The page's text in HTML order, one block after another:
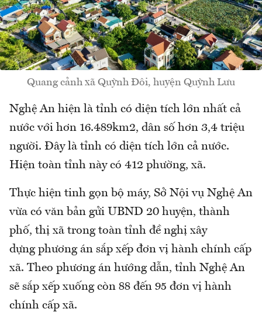
Quang cảnh xã Quỳnh Đôi, huyện Quỳnh Lưu
Nghệ An hiện là tỉnh có diện tích lớn nhất cả
nước với hơn 16.489km2, dân số hơn 3,4 triệu
người. Đây là tỉnh có diện tích lớn cả nước.
Hiện toàn tỉnh này có 412 phường, xã.
Thực hiện tinh gọn bộ máy, Sở Nội vụ Nghệ An
vừa có văn bản gửi UBND 20 huyện, thành
phố, thị xã trong toàn tỉnh đề nghị xây
dựng phương án sắp xếp đơn vị hành chính cấp
xã. Theo phương án hướng dẫn, tỉnh Nghệ An
sẽ sắp xếp xuống còn 88 đến 95 đơn vị hành
chính cấp xã.